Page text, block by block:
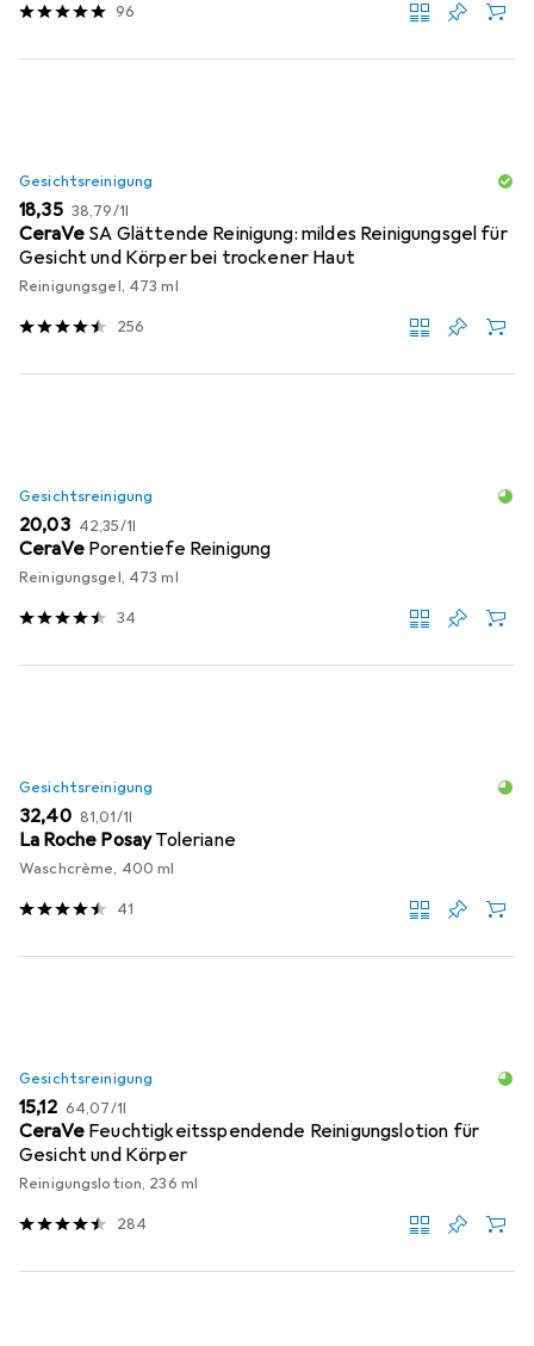
96
Gesichtsreinigung
EUR
18,35 EUR
38,79/1l
CeraVe SA Glättende Reinigung: mildes Reinigungsgel für
Gesicht und Körper bei trockener Haut
Reinigungsgel, 473 ml
256
Gesichtsreinigung
EUR
20,03 EUR
42,35/1l
CeraVe Porentiefe Reinigung
Reinigungsgel, 473 ml
34
Gesichtsreinigung
EUR
32,40 EUR
81,01/1l
La Roche PosayToleriane
Waschcrème, 400 ml
41
Gesichtsreinigung
EUR
15,12 EUR
64,07/1l
CeraVe Feuchtigkeitsspendende Reinigungslotion für
Gesicht und Körper
Reinigungslotion, 236 ml
284